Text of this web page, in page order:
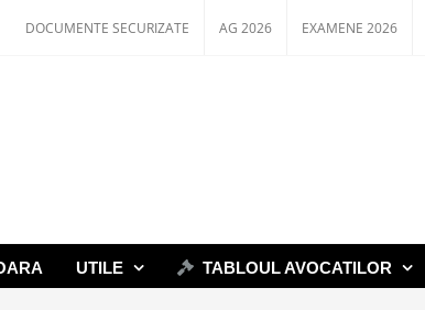
DOCUMENTE SECURIZATE AG 2026 EXAMENE 2026
UTILE TABLOUL AVOCATILOR